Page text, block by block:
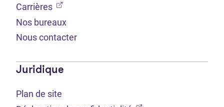
Carrières (Ouvre dans un nouvel onglet)
Nos bureaux
Nous contacter
Juridique
Plan de site